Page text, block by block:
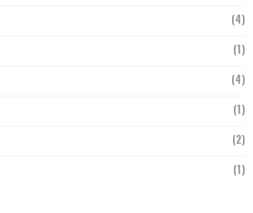
(4)
(1)
(4)
(1)
(2)
(1)